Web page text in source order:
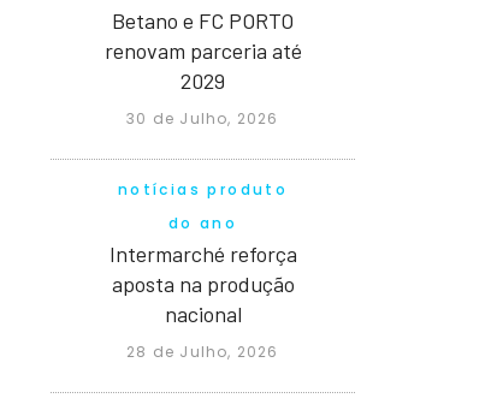
Betano e FC PORTO
renovam parceria até
2029
30 de Julho, 2026
notícias produto
do ano
Intermarché reforça
aposta na produção
nacional
28 de Julho, 2026